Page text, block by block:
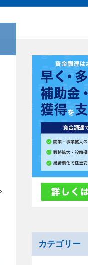
カテゴリー